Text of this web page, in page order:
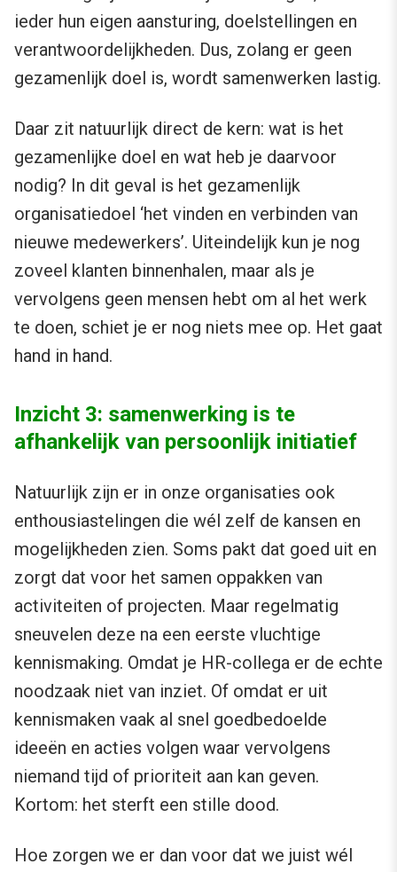
ieder hun eigen aansturing, doelstellingen en
verantwoordelijkheden. Dus, zolang er geen
gezamenlijk doel is, wordt samenwerken lastig.
Daar zit natuurlijk direct de kern: wat is het
gezamenlijke doel en wat heb je daarvoor
nodig? In dit geval is het gezamenlijk
organisatiedoel ‘het vinden en verbinden van
nieuwe medewerkers’. Uiteindelijk kun je nog
zoveel klanten binnenhalen, maar als je
vervolgens geen mensen hebt om al het werk
te doen, schiet je er nog niets mee op. Het gaat
hand in hand.
Inzicht 3: samenwerking is te
afhankelijk van persoonlijk initiatief
Natuurlijk zijn er in onze organisaties ook
enthousiastelingen die wél zelf de kansen en
mogelijkheden zien. Soms pakt dat goed uit en
zorgt dat voor het samen oppakken van
activiteiten of projecten. Maar regelmatig
sneuvelen deze na een eerste vluchtige
kennismaking. Omdat je HR-collega er de echte
noodzaak niet van inziet. Of omdat er uit
kennismaken vaak al snel goedbedoelde
ideeën en acties volgen waar vervolgens
niemand tijd of prioriteit aan kan geven.
Kortom: het sterft een stille dood.
Hoe zorgen we er dan voor dat we juist wél